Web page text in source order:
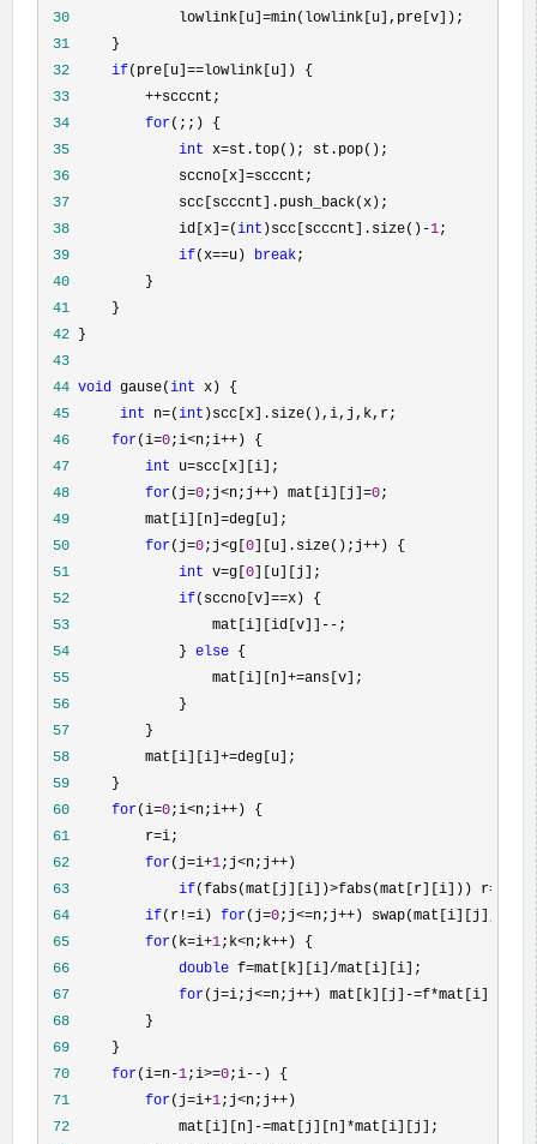
30
             lowlink[u]=
31
32
if(pre[u]==
33
         ++
34
for
35
int x=
36
             sccno[x]=
37
38
             id[x]=(
int )scc[scccnt].size()-1
39
if(x==u) break
40
41
42
43
44 void gause(int
45
int n=(int
46
for(i=0;i<n;i++
47
int u=
48
for(j=0;j<n;j++) mat[i][j]=0
49
         mat[i][n]=
50
for(j=0;j<g[ 0 ][u].size();j++
51
int v=g[ 0
52
if(sccno[v]==
53
                 mat[i][id[v]]--
54
             }
else
55
                 mat[i][n]+=
56
57
58
         mat[i][i]+=
59
60
for(i=0;i<n;i++
61
         r=
62
for(j=i+1;j<n;j++
63
if(fabs(mat[j][i])>fabs(mat[r][i])) r=
64
if(r!=i) for(j=0;j<=n;j++
65
for(k=i+1;k<n;k++
66
double f=mat[k][i]/
67
for(j=i;j<=n;j++) mat[k][j]-=f*
68
69
70
for(i=n-1;i>=0;i--
71
for(j=i+1;j<n;j++
72
             mat[i][n]-=mat[j][n]*